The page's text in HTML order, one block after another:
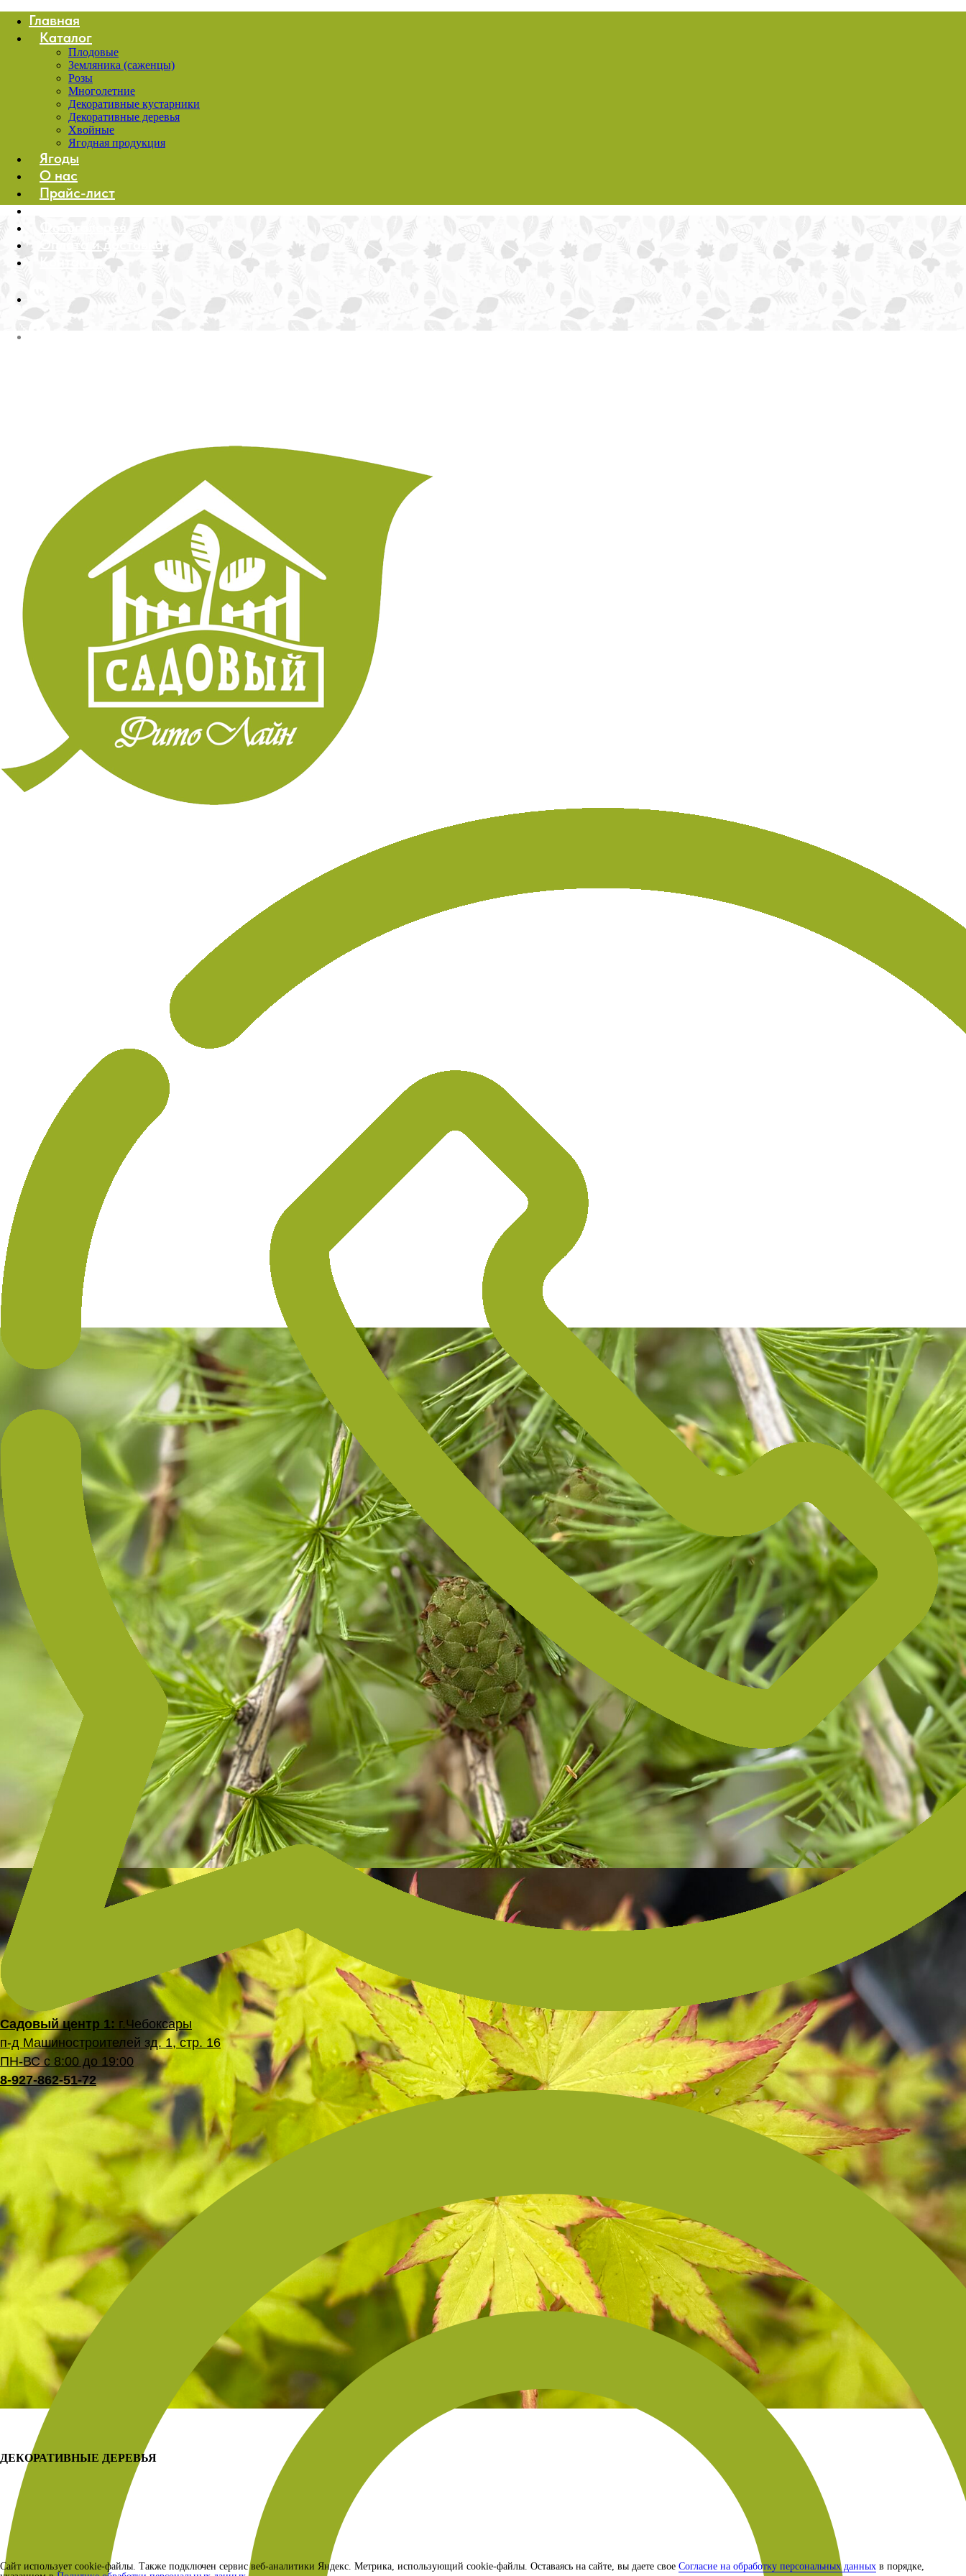
Главная
Каталог
Плодовые
Земляника (саженцы)
Розы
Многолетние
Декоративные кустарники
Декоративные деревья
Хвойные
Ягодная продукция
Ягоды
О нас
Прайс-лист
Оптовым клиентам
Оплата и доставка
Контакты
Садовый центр 1: г.Чебоксары
п-д Машиностроителей зд. 1, стр. 16
ПН-ВС с 8:00 до 19:00
8-927-862-51-72
ДЕКОРАТИВНЫЕ ДЕРЕВЬЯ
Сайт использует cookie-файлы. Также подключен сервис веб-аналитики Яндекс. Метрика, использующий cookie-файлы. Оставаясь на сайте, вы даете свое Согласие на обработку персональных данных в порядке,